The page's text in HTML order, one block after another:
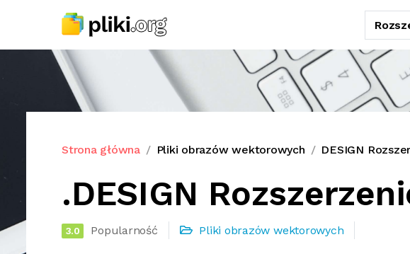
Strona główna Pliki obrazów wektorowych DESIGN
.DESIGN
3.0 Popularność Pliki obrazów wektorowych